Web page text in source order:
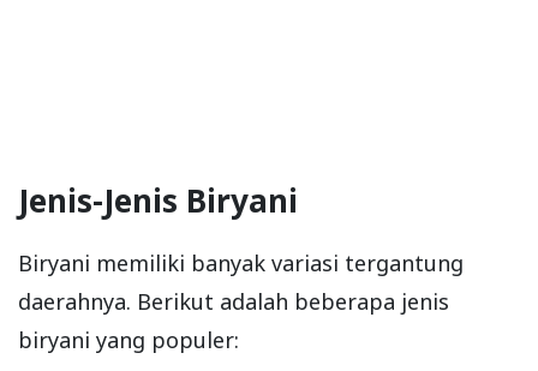
Jenis-Jenis Biryani
Biryani memiliki banyak variasi tergantung
daerahnya. Berikut adalah beberapa jenis
biryani yang populer: